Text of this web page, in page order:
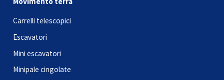
Carrelli telescopici
Escavatori
Mini escavatori
Minipale cingolate